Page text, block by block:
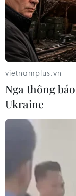
RSS
Ngôn ngữ
Dịch vụ tin
Liên hệ
Giấy phép số: 1374/
cấp ngày 11/9/2008.
Quảng cáo: Phó
tamvna@gmail.com
Điện thoại: (024)
39411348
Email:
vietnamplus.vn
Nga thông
Ukraine